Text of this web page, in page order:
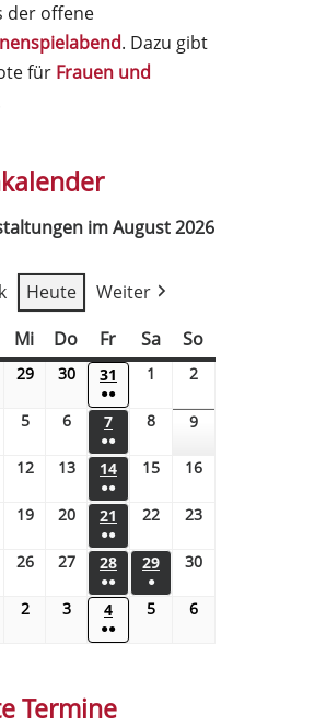
der offene
. Dazu gibt
für Frauen und
im August 2026
Heute
Weiter
Mi Do Fr Sa So
29 30 31
●●
1 2
5 6 7
●●
8 9
12 13 14
●●
15 16
19 20 21
●●
22 23
26 27 28
●●
29
●
30
2 3 4
●●
5 6
Termine